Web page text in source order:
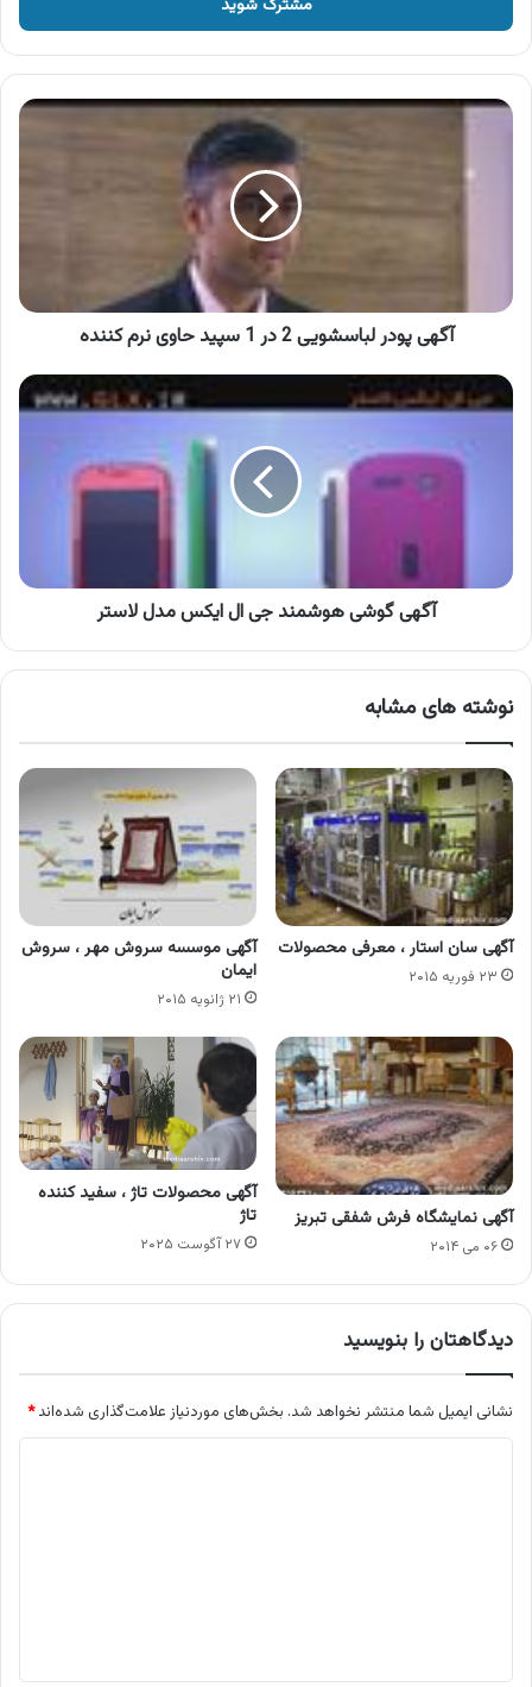
وارد
کنید
آگهی
نرم
آگهی پودر لباسشویی 2 در 1 سپید حاوی نرم کننده
آگهی
گوشی
آگهی گوشی هوشمند جی ال ایکس مدل لاستر
نوشته های مشابه
آگهی سان استار ، معرفی محصولات
۲۳ فوریه ۲۰۱۵
آگهی موسسه سروش مهر ، سروش
ایمان
۲۱ ژانویه ۲۰۱۵
آگهی نمایشگاه فرش شفقی تبریز
۰۶ می ۲۰۱۴
آگهی محصولات تاژ ، سفید کننده
تاژ
۲۷ آگوست ۲۰۲۵
دیدگاهتان را بنویسید
نشانی ایمیل شما منتشر نخواهد شد. بخش‌های موردنیاز علامت‌گذاری شده‌اند*